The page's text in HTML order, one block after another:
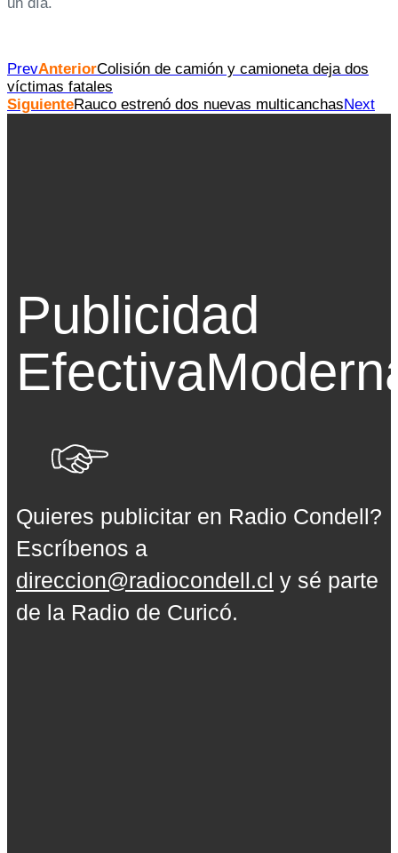
PrevAnteriorColisión de camión y camioneta deja dos
víctimas fatales
SiguienteRauco estrenó dos nuevas multicanchasNext
Publicidad
Efectiva
Quieres publicitar en Radio Condell?
Escríbenos a
direccion@radiocondell.cl y sé parte
de la Radio de Curicó.